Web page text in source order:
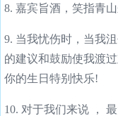
8. 嘉宾旨酒，笑指青
9. 当我忧伤时，当我
的建议和鼓励使我渡
你的生日特别快乐!
10. 对于我们来说 ，